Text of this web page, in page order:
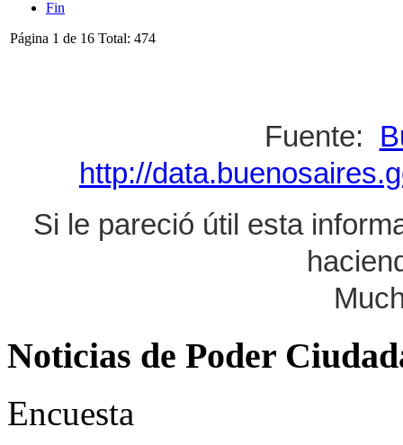
Fin
Página 1 de 16 Total: 474
Fuente:
http://
Si le pareció útil esta
Noticias de Poder
Encuesta